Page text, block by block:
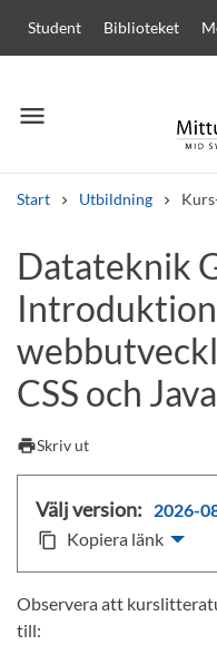
Student Biblioteket
menu
Meny
Start Utbildning
Andra söktjänster
Kurser och program
Lediga jobb
Datateknik
CSS och
printSkriv ut
Välj version: 2026-
content_copy Kopiera länk
Observera att
till: